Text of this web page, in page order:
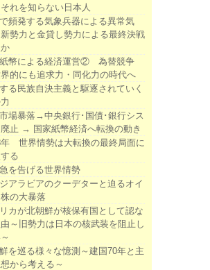
それを知らない日本人
頻発する気象兵器による異常気
勢力と金貸し勢力による最終決戦
幣による経済運営② 為替競争
的にも追求力・同化力の時代へ
る民族自決主義と駆逐されていく
場暴落→中央銀行･国債･銀行シス
止 → 国家紙幣経済へ転換の動き
年 世界情勢は大転換の最終局面に
る
を告げる世界情勢
アラビアのクーデターと迫るオイ
の大暴落
カが北朝鮮が核保有国として認な
～旧勢力は日本の核武装を阻止し
を巡る様々な憶測～建国70年と主
から考える～